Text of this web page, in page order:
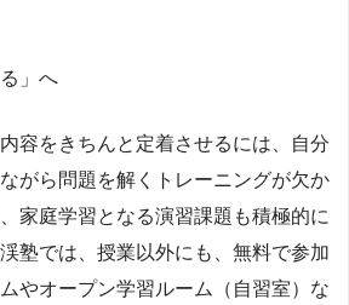
」へ
容をきちんと定着させるには、自分
がら問題を解くトレーニングが欠か
家庭学習となる演習課題も積極的に
塾では、授業以外にも、無料で参加
やオープン学習ルーム（自習室）な